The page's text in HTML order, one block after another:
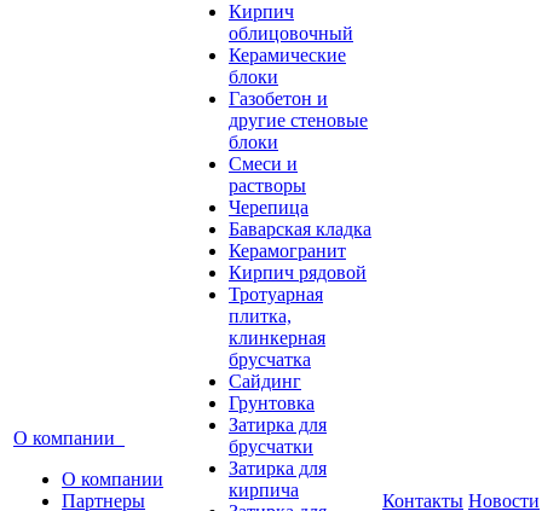
О компании
О компании
Партнеры
Кирпич
облицовочный
Керамические
блоки
Газобетон и
другие стеновые
блоки
Смеси и
растворы
Черепица
Баварская кладка
Керамогранит
Кирпич рядовой
Тротуарная
плитка,
клинкерная
брусчатка
Сайдинг
Грунтовка
Затирка для
брусчатки
Затирка для
кирпича
Контакты Новости